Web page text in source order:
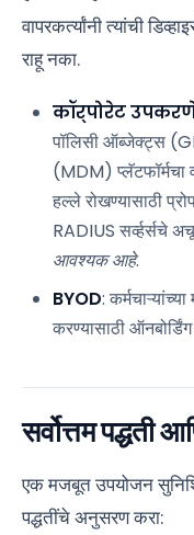
वापरकर्त्यांनी त्यांची
राहू नका.
कॉर्पोरेट
पॉलिसी ऑब्जेक्ट्स
(MDM) प्लॅटफॉर्मचा
हल्ले रोखण्यासाठी
RADIUS सर्व्हर्सचे
आवश्यक आहे.
BYOD:
करण्यासाठी
सर्वोत्तम पद्धती
एक मजबूत उपयोजन
पद्धतींचे अनुसरण करा: